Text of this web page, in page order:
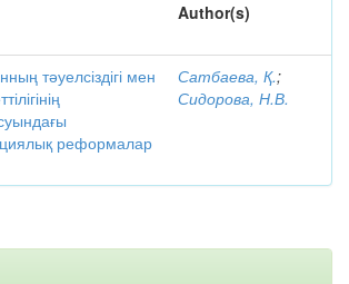
Author(s)
тәуелсіздігі мен
реформалар
Сатбаева, Қ.;
Сидорова, Н.В.